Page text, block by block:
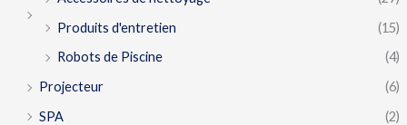
Produits d'entretien
(15)
Robots de Piscine
(4)
Projecteur
(6)
SPA
(2)